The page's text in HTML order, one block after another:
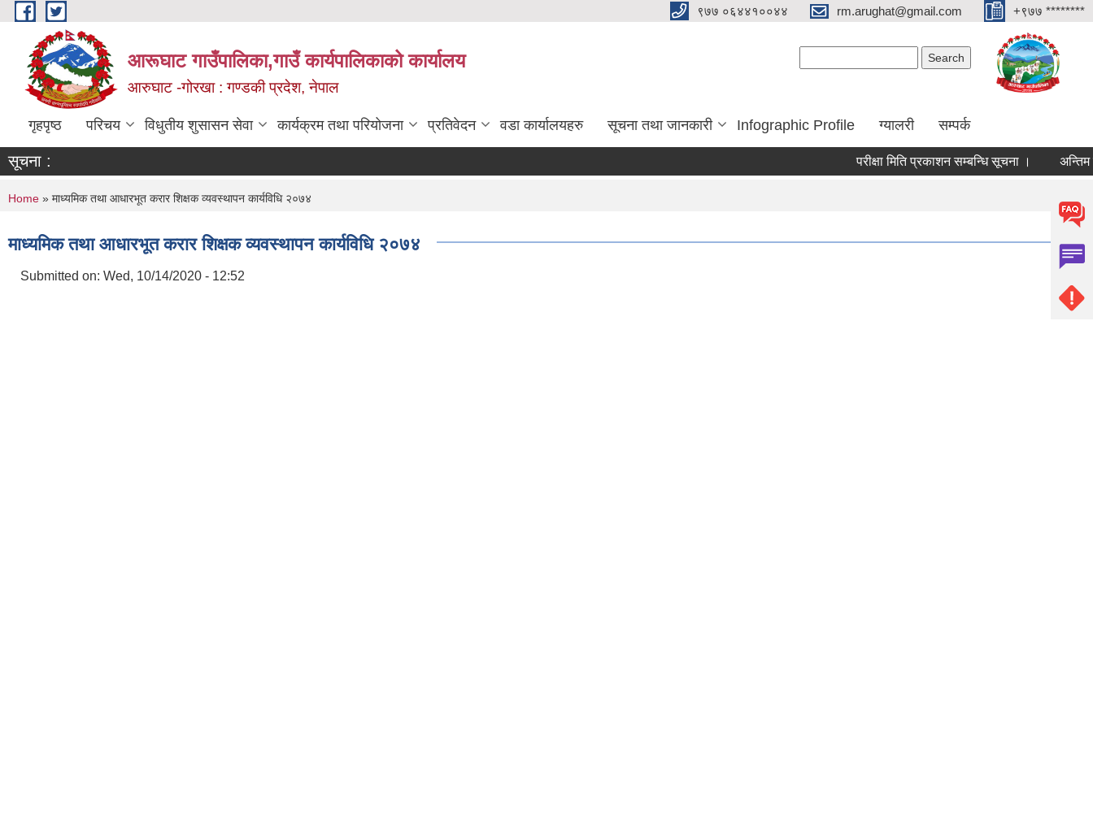
Skip to main content ९७७ ०६४४१००४४ rm.arughat@gmail.com +९७७ ********
आरूघाट गाउँपालिका,गाउँ कार्यपालिकाको कार्यालय
आरुघाट -गोरखा : गण्डकी प्रदेश, नेपाल
गृहपृष्ठ परिचय विधुतीय शुसासन सेवा कार्यक्रम तथा परियोजना प्रतिवेदन वडा कार्यालयहरु सूचना तथा जानकारी Infographic Profile ग्यालरी सम्पर्क
सूचना : परीक्षा मिति प्रकाशन सम्बन्धि सूचना । अन्तिम
You are here
Home » माध्यमिक तथा आधारभूत करार शिक्षक व्यवस्थापन कार्यविधि २०७४
माध्यमिक तथा आधारभूत करार शिक्षक व्यवस्थापन कार्यविधि २०७४
Submitted on: Wed, 10/14/2020 - 12:52